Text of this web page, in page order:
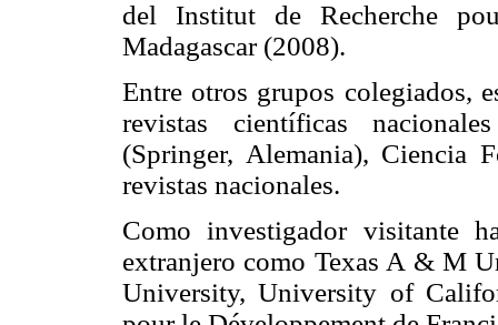
del Institut de Recherche
Madagascar (2008).
Entre otros grupos colegiados,
revistas científicas
(Springer, Alemania), Ciencia
revistas nacionales.
Como investigador visitante
extranjero como Texas A & M
University, University of